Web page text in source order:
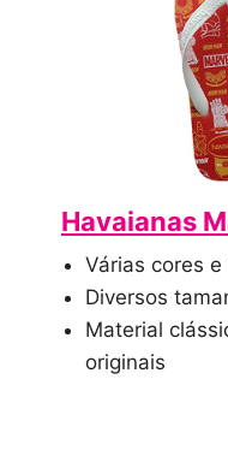
Havaianas
Várias cores
Diversos
Material
originais